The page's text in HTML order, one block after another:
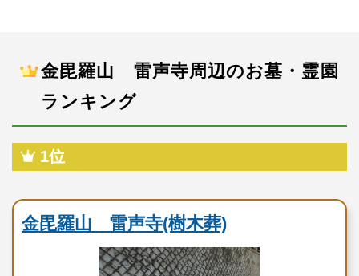
金毘羅山 雷声寺周辺のお墓・霊園
ランキング
1位
金毘羅山 雷声寺(樹木葬)